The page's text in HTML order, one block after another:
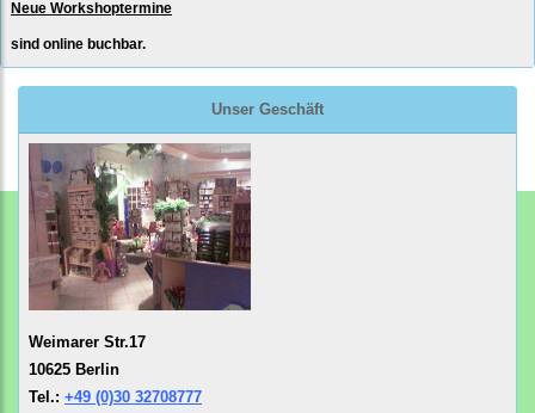
Neue Workshoptermine
sind online buchbar.
Unser Geschäft
Weimarer Str.17
10625 Berlin
Tel.: +49 (0)30 32708777